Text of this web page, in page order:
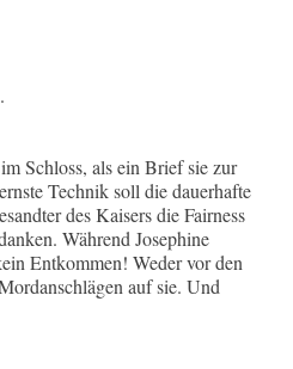
Schloss, als ein Brief sie zur
Technik soll die dauerhafte
des Kaisers die Fairness
Während Josephine
Entkommen! Weder vor den
auf sie. Und